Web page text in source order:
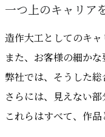
一つ上のキャリア
造作大工としてのキャ
また、お客様の細か
弊社では、そうした
さらには、見えない
これらはすべて、作